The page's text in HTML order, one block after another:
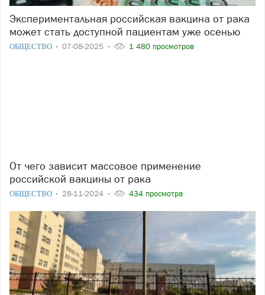
Экспериментальная российская вакцина от рака
может стать доступной пациентам уже осенью
ОБЩЕСТВО 07-08-2025 1 480 просмотров
От чего зависит массовое применение
российской вакцины от рака
ОБЩЕСТВО 28-11-2024 434 просмотра